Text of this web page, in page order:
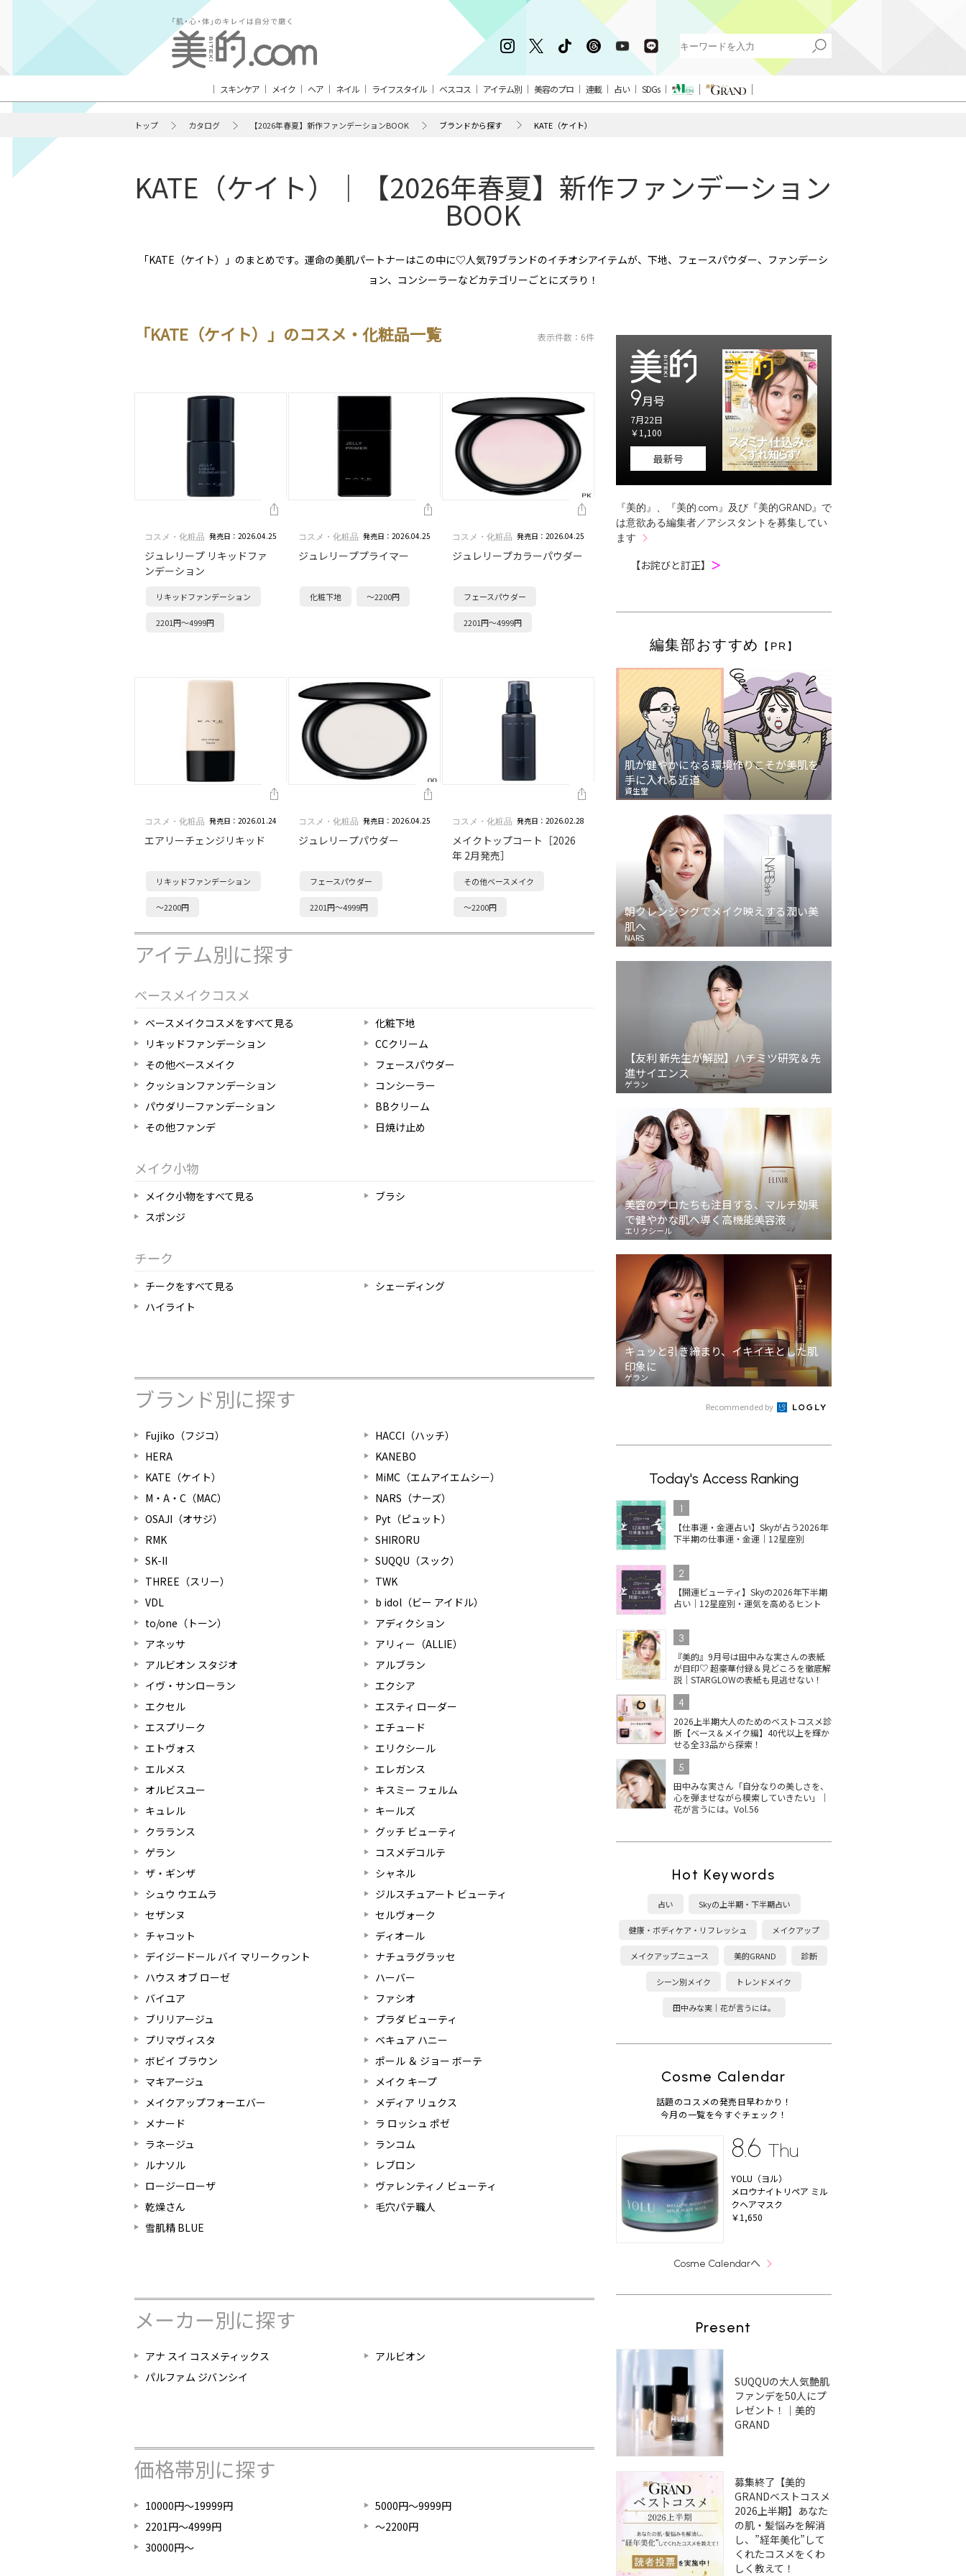
スキンケア メイク ヘア ネイル ライフスタイル ベスコス アイテム別 美容のプロ 連載 占い SDGs
トップ カタログ 【2026年春夏】新作ファンデーションBOOK ブランドから探す KATE（ケイト）
KATE（ケイト）｜【2026年春夏】新作ファンデーション
BOOK
「KATE（ケイト）」のまとめです。運命の美肌パートナーはこの中に♡人気79ブランドのイチオシアイテムが、下地、フェースパウダー、ファンデーシ
ョン、コンシーラーなどカテゴリーごとにズラり！
「KATE（ケイト）」のコスメ・化粧品一覧 表示件数：6件
コスメ・化粧品 発売日：2026.04.25
ジュレリープ リキッドファ
ンデーション
リキッドファンデーション
2201円～4999円
コスメ・化粧品 発売日：2026.04.25
ジュレリーププライマー
化粧下地 ～2200円
コスメ・化粧品 発売日：2026.04.25
ジュレリープカラーパウダー
フェースパウダー
2201円～4999円
コスメ・化粧品 発売日：2026.01.24
エアリーチェンジリキッド
リキッドファンデーション
～2200円
コスメ・化粧品 発売日：2026.04.25
ジュレリープパウダー
フェースパウダー
2201円～4999円
コスメ・化粧品 発売日：2026.02.28
メイクトップコート［2026
年 2月発売］
その他ベースメイク
～2200円
アイテム別に探す
ベースメイクコスメ
ベースメイクコスメをすべて見る
化粧下地
リキッドファンデーション
CCクリーム
その他ベースメイク
フェースパウダー
クッションファンデーション
コンシーラー
パウダリーファンデーション
BBクリーム
その他ファンデ
日焼け止め
メイク小物
メイク小物をすべて見る
ブラシ
スポンジ
チーク
チークをすべて見る
シェーディング
ハイライト
ブランド別に探す
Fujiko（フジコ）
HACCI（ハッチ）
HERA
KANEBO
KATE（ケイト）
MiMC（エムアイエムシー）
M・A・C（MAC）
NARS（ナーズ）
OSAJI（オサジ）
Pyt（ピュット）
RMK
SHIRORU
SK-II
SUQQU（スック）
THREE（スリー）
TWK
VDL
b idol（ビー アイドル）
to/one（トーン）
アディクション
アネッサ
アリィー（ALLIE）
アルビオン スタジオ
アルブラン
イヴ・サンローラン
エクシア
エクセル
エスティ ローダー
エスプリーク
エチュード
エトヴォス
エリクシール
エルメス
エレガンス
オルビスユー
キスミー フェルム
キュレル
キールズ
クラランス
グッチ ビューティ
ゲラン
コスメデコルテ
ザ・ギンザ
シャネル
シュウ ウエムラ
ジルスチュアート ビューティ
セザンヌ
セルヴォーク
チャコット
ディオール
デイジードール バイ マリークヮント
ナチュラグラッセ
ハウス オブ ローゼ
ハーバー
バイユア
ファシオ
ブリリアージュ
プラダ ビューティ
プリマヴィスタ
ベキュア ハニー
ボビイ ブラウン
ポール ＆ ジョー ボーテ
マキアージュ
メイク キープ
メイクアップフォーエバー
メディア リュクス
メナード
ラ ロッシュ ポゼ
ラネージュ
ランコム
ルナソル
レブロン
ロージーローザ
ヴァレンティノ ビューティ
乾燥さん
毛穴パテ職人
雪肌精 BLUE
メーカー別に探す
アナ スイ コスメティックス
アルビオン
パルファム ジバンシイ
価格帯別に探す
10000円～19999円
5000円～9999円
2201円～4999円
～2200円
30000円～
9月号
7月22日
￥1,100
最新号
『美的』、『美的.com』及び『美的GRAND』で
は意欲ある編集者／アシスタントを募集してい
ます
【お詫びと訂正】 ＞
編集部おすすめ 【PR】
肌が健やかになる環境作りこそが美肌を
手に入れる近道
資生堂
朝クレンジングでメイク映えする潤い美
肌へ
NARS
【友利 新先生が解説】ハチミツ研究＆先
進サイエンス
ゲラン
美容のプロたちも注目する、マルチ効果
で健やかな肌へ導く高機能美容液
エリクシール
キュッと引き締まり、イキイキとした肌
印象に
ゲラン
Recommended by
Today's Access Ranking
1
【仕事運・金運占い】Skyが占う2026年
下半期の仕事運・金運｜12星座別
2
【開運ビューティ】Skyの2026年下半期
占い｜12星座別・運気を高めるヒント
3
『美的』9月号は田中みな実さんの表紙
が目印♡ 超豪華付録＆見どころを徹底解
説｜STARGLOWの表紙も見逃せない！
4
2026上半期大人のためのベストコスメ診
断【ベース＆メイク編】40代以上を輝か
せる全33品から探索！
5
田中みな実さん「自分なりの美しさを、
心を弾ませながら模索していきたい」｜
花が言うには。Vol.56
Hot Keywords
占い Skyの上半期・下半期占い
健康・ボディケア・リフレッシュ メイクアップ
メイクアップニュース 美的GRAND 診断
シーン別メイク トレンドメイク
田中みな実｜花が言うには。
Cosme Calendar
話題のコスメの発売日早わかり！
今月の一覧を今すぐチェック！
8.6 Thu
YOLU（ヨル）
メロウナイトリペア ミル
クヘアマスク
￥1,650
Cosme Calendarへ
Present
SUQQUの大人気艶肌
ファンデを50人にプ
レゼント！｜美的
GRAND
募集終了【美的
GRANDベストコスメ
2026上半期】あなた
の肌・髪悩みを解消
し、”経年美化”して
くれたコスメをくわ
しく教えて！